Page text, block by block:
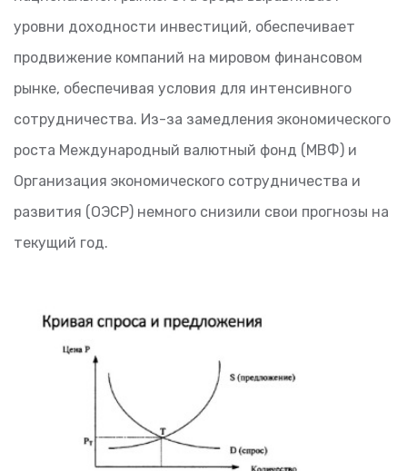
уровни доходности инвестиций, обеспечивает
продвижение компаний на мировом финансовом
рынке, обеспечивая условия для интенсивного
сотрудничества. Из-за замедления экономического
роста Международный валютный фонд (МВФ) и
Организация экономического сотрудничества и
развития (ОЭСР) немного снизили свои прогнозы на
текущий год.